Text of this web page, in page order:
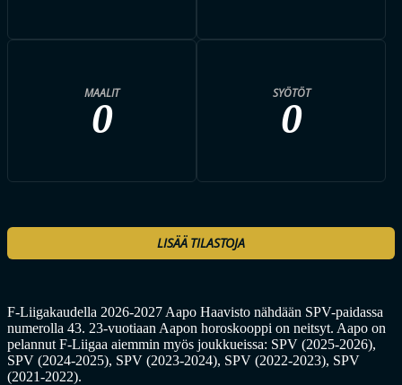
MAALIT
0
SYÖTÖT
0
LISÄÄ TILASTOJA
F-Liigakaudella 2026-2027 Aapo Haavisto nähdään SPV-paidassa
numerolla 43. 23-vuotiaan Aapon horoskooppi on neitsyt. Aapo on
pelannut F-Liigaa aiemmin myös joukkueissa: SPV (2025-2026),
SPV (2024-2025), SPV (2023-2024), SPV (2022-2023), SPV
(2021-2022).